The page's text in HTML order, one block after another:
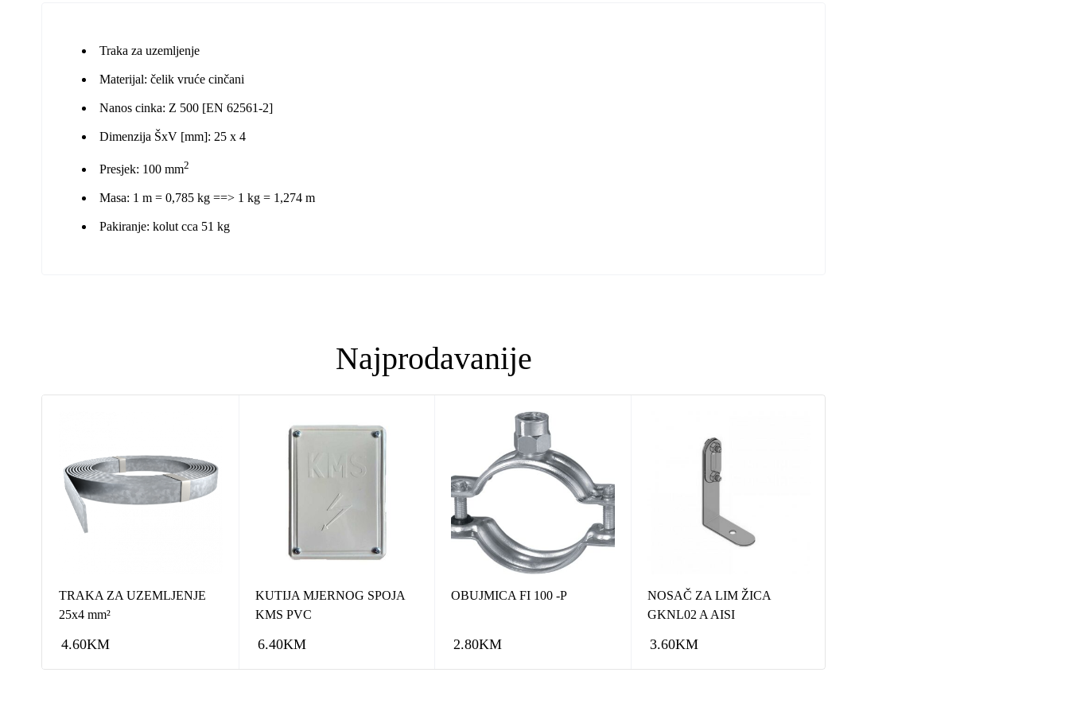
Traka za uzemljenje
Materijal: čelik vruće cinčani
Nanos cinka: Z 500 [EN 62561-2]
Dimenzija ŠxV [mm]: 25 x 4
Presjek: 100 mm2
Masa: 1 m = 0,785 kg ==> 1 kg = 1,274 m
Pakiranje: kolut cca 51 kg
Najprodavanije
TRAKA ZA UZEMLJENJE
25x4 mm²
4.60KM
KUTIJA MJERNOG SPOJA
KMS PVC
6.40KM
OBUJMICA FI 100 -P
2.80KM
NOSAČ ZA LIM ŽICA
GKNL02 A AISI
3.60KM